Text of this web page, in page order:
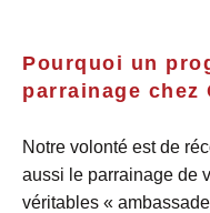
Pourquoi un
parrainage chez
Notre volonté est de
aussi le parrainage de
véritables «